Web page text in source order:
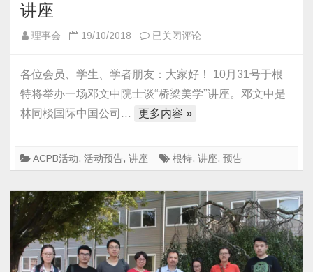
国
工
程
院
中
士
谈
“桥
梁
美
讲座
理事会 19/10/2018
欢
报
名
加
文
院
士
“桥
梁
美
已关闭评论
各位会员、学生、学者朋友：大家好！ 10月31号于根
特将举办一场邓文中院士谈“桥梁美学”讲座。邓文中是
林同棪国际中国公司…
更多内容 »
ACPB活动, 活动预告, 讲座 根特, 讲座, 预告